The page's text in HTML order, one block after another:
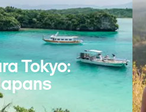
Tokyo: